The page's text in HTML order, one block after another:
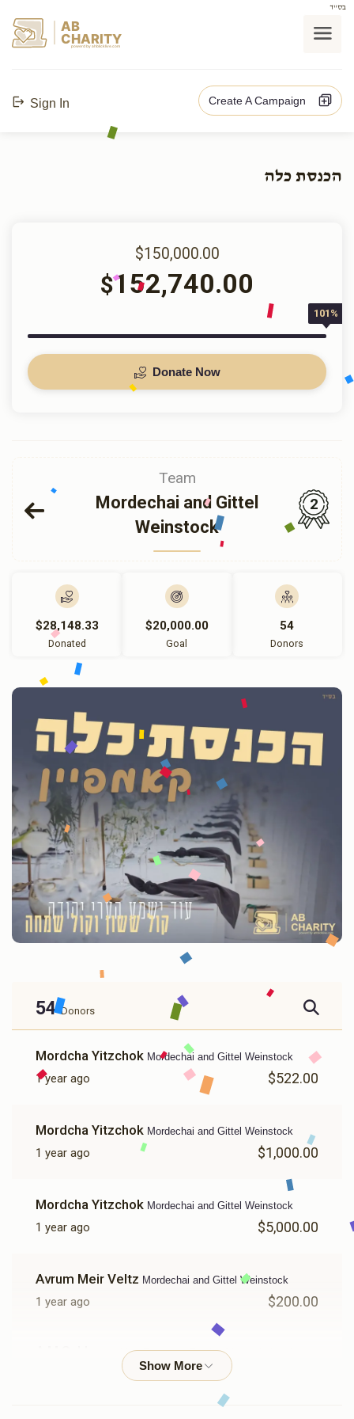
בס"ד
AB
CHARITY
powerd by ahblicklive.com
Sign In Create A Campaign
הכנסת כלה
$150,000.00
$152,740.00
101%
Donate Now
Team
Mordechai and Gittel
Weinstock
2
$28,148.33
Donated
$20,000.00
Goal
54
Donors
54Donors
Mordcha Yitzchok Mordechai and Gittel Weinstock
1 year ago $522.00
Mordcha Yitzchok Mordechai and Gittel Weinstock
1 year ago $1,000.00
Mordcha Yitzchok Mordechai and Gittel Weinstock
1 year ago $5,000.00
Avrum Meir Veltz Mordechai and Gittel Weinstock
1 year ago $200.00
Alter Burech & Family, Mordechai and
Gittel Weinstock, Yidel lichtenstein & Yida Hersh (zvi)